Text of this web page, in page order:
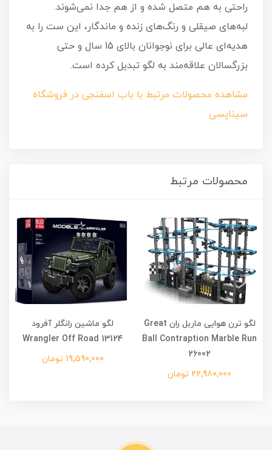
راحتی به هم متصل شده و از هم جدا نمی‌شوند.
لبه‌های صیقلی و رنگ‌های زنده و ماندگار، این ست را به
هدیه‌ای عالی برای نوجوانان بالای 15 سال و حتی
بزرگسالان علاقه‌مند به لگو تبدیل کرده است.
مشاهده محصولات مرتبط با باب اسفنجی در فروشگاه
سیناپسی
محصولات مرتبط
لگو ترن هوایی ماربل ران Great
Ball Contraption Marble Run
26002
22,980,000 تومان
لگو ماشین رانگلر آفرود
Wrangler Off Road 13124
19,590,000 تومان